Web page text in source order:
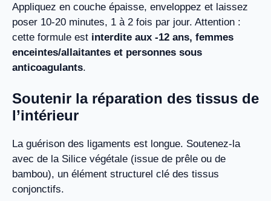
Appliquez en couche épaisse, enveloppez et laissez
poser 10-20 minutes, 1 à 2 fois par jour. Attention :
cette formule est interdite aux -12 ans, femmes
enceintes/allaitantes et personnes sous
anticoagulants.
Soutenir la réparation des tissus de
l’intérieur
La guérison des ligaments est longue. Soutenez-la
avec de la Silice végétale (issue de prêle ou de
bambou), un élément structurel clé des tissus
conjonctifs.